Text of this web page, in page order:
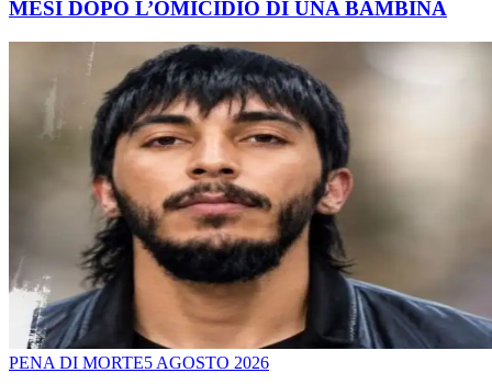
MESI DOPO L’OMICIDIO DI UNA BAMBINA
PENA DI MORTE5 AGOSTO 2026